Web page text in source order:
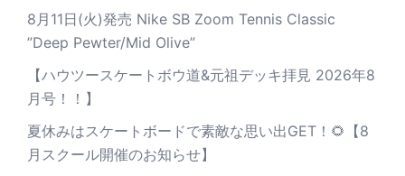
8月11日(火)発売 Nike SB Zoom Tennis Classic
”Deep Pewter/Mid Olive”
【ハウツースケートボウ道&元祖デッキ拝見 2026年8
月号！！】
夏休みはスケートボードで素敵な思い出GET！🌻【8
月スクール開催のお知らせ】